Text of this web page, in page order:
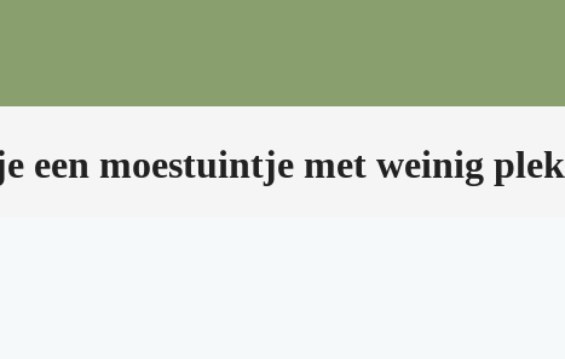
een moestuintje met weinig plek